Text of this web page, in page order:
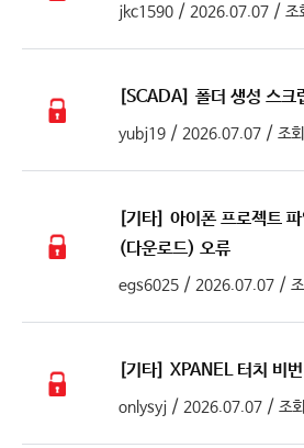
jkc1590 / 2026.07.07 / 조
[SCADA] 폴더 생성 스크
yubj19 / 2026.07.07 / 조
[기타] 아이폰 프로젝트
(다운로드) 오류
egs6025 / 2026.07.07 /
[기타] XPANEL 터치 비번
onlysyj / 2026.07.07 / 조